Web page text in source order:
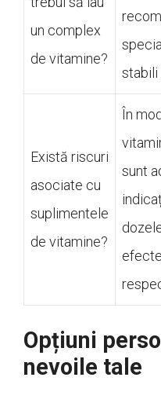
un complex
de vitamine?
stabili
Există riscuri
asociate cu
suplimentele
de vitamine?
În
sunt
Opțiuni
nevoile tale